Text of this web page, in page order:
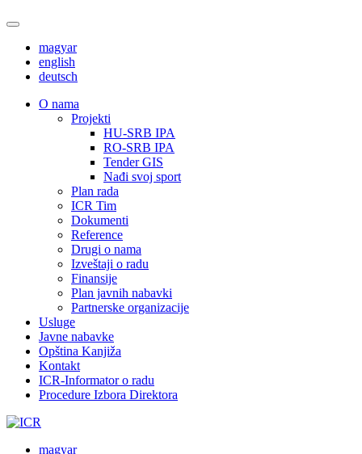
magyar
english
deutsch
О nama
Projekti
HU-SRB IPA
RO-SRB IPA
Tender GIS
Nađi svoj sport
Plan rada
ICR Tim
Dokumenti
Reference
Drugi o nama
Izveštaji o radu
Finansije
Plan javnih nabavki
Partnerske organizacije
Usluge
Javne nabavke
Opština Kanjiža
Kontakt
ICR-Informator o radu
Procedure Izbora Direktora
magyar